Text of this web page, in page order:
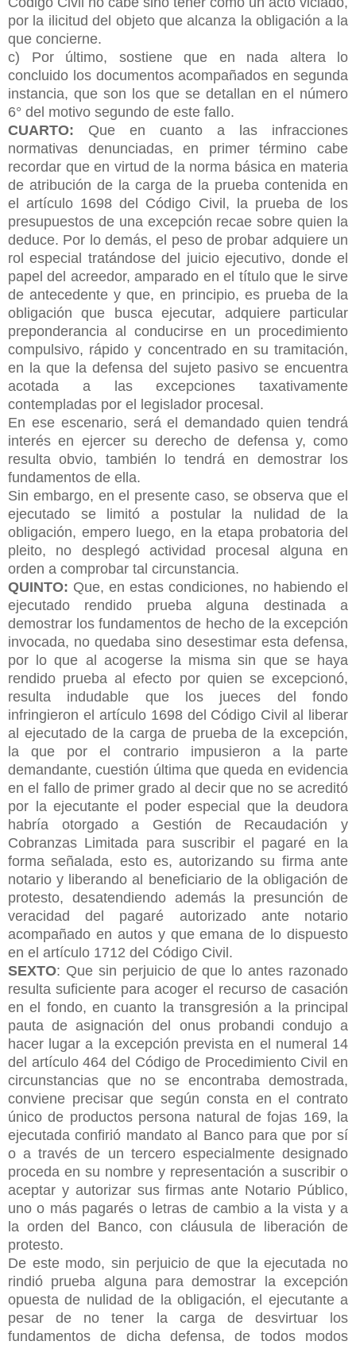
por la ilicitud del objeto que alcanza la obligación a la
que concierne.
c) Por último, sostiene que en nada altera lo
concluido los documentos acompañados en segunda
instancia, que son los que se detallan en el número
6° del motivo segundo de este fallo.
CUARTO: Que en cuanto a las infracciones
normativas denunciadas, en primer término cabe
recordar que en virtud de la norma básica en materia
de atribución de la carga de la prueba contenida en
el artículo 1698 del Código Civil, la prueba de los
presupuestos de una excepción recae sobre quien la
deduce. Por lo demás, el peso de probar adquiere un
rol especial tratándose del juicio ejecutivo, donde el
papel del acreedor, amparado en el título que le sirve
de antecedente y que, en principio, es prueba de la
obligación que busca ejecutar, adquiere particular
preponderancia al conducirse en un procedimiento
compulsivo, rápido y concentrado en su tramitación,
en la que la defensa del sujeto pasivo se encuentra
acotada a las excepciones taxativamente
contempladas por el legislador procesal.
En ese escenario, será el demandado quien tendrá
interés en ejercer su derecho de defensa y, como
resulta obvio, también lo tendrá en demostrar los
fundamentos de ella.
Sin embargo, en el presente caso, se observa que el
ejecutado se limitó a postular la nulidad de la
obligación, empero luego, en la etapa probatoria del
pleito, no desplegó actividad procesal alguna en
orden a comprobar tal circunstancia.
QUINTO: Que, en estas condiciones, no habiendo el
ejecutado rendido prueba alguna destinada a
demostrar los fundamentos de hecho de la excepción
invocada, no quedaba sino desestimar esta defensa,
por lo que al acogerse la misma sin que se haya
rendido prueba al efecto por quien se excepcionó,
resulta indudable que los jueces del fondo
infringieron el artículo 1698 del Código Civil al liberar
al ejecutado de la carga de prueba de la excepción,
la que por el contrario impusieron a la parte
demandante, cuestión última que queda en evidencia
en el fallo de primer grado al decir que no se acreditó
por la ejecutante el poder especial que la deudora
habría otorgado a Gestión de Recaudación y
Cobranzas Limitada para suscribir el pagaré en la
forma señalada, esto es, autorizando su firma ante
notario y liberando al beneficiario de la obligación de
protesto, desatendiendo además la presunción de
veracidad del pagaré autorizado ante notario
acompañado en autos y que emana de lo dispuesto
en el artículo 1712 del Código Civil.
SEXTO: Que sin perjuicio de que lo antes razonado
resulta suficiente para acoger el recurso de casación
en el fondo, en cuanto la transgresión a la principal
pauta de asignación del onus probandi condujo a
hacer lugar a la excepción prevista en el numeral 14
del artículo 464 del Código de Procedimiento Civil en
circunstancias que no se encontraba demostrada,
conviene precisar que según consta en el contrato
único de productos persona natural de fojas 169, la
ejecutada confirió mandato al Banco para que por sí
o a través de un tercero especialmente designado
proceda en su nombre y representación a suscribir o
aceptar y autorizar sus firmas ante Notario Público,
uno o más pagarés o letras de cambio a la vista y a
la orden del Banco, con cláusula de liberación de
protesto.
De este modo, sin perjuicio de que la ejecutada no
rindió prueba alguna para demostrar la excepción
opuesta de nulidad de la obligación, el ejecutante a
pesar de no tener la carga de desvirtuar los
fundamentos de dicha defensa, de todos modos